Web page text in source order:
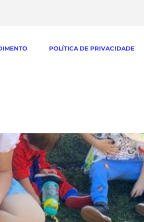
POLÍTICA DE PRIVACIDADE